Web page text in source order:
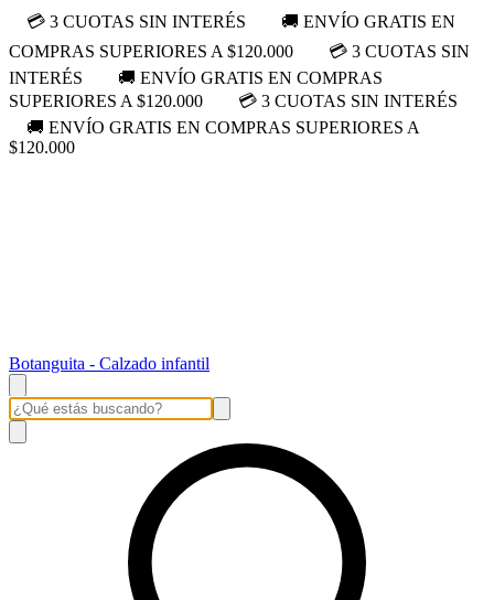
💳 3 CUOTAS SIN INTERÉS
🚚 ENVÍO GRATIS EN
COMPRAS SUPERIORES A $120.000
💳 3 CUOTAS SIN
INTERÉS
🚚 ENVÍO GRATIS EN COMPRAS
SUPERIORES A $120.000
💳 3 CUOTAS SIN INTERÉS
🚚 ENVÍO GRATIS EN COMPRAS SUPERIORES A
$120.000
Botanguita - Calzado infantil